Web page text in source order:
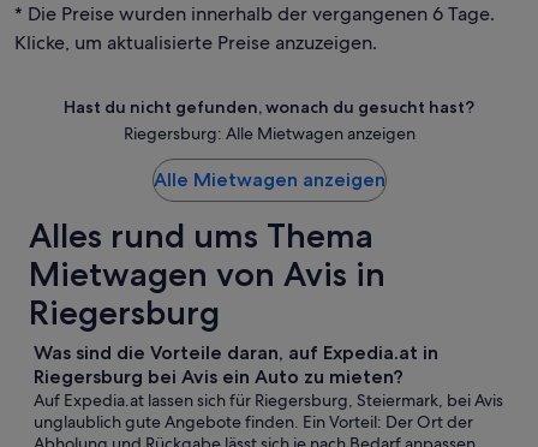
* Die Preise wurden innerhalb der vergangenen 6 Tage.
Klicke, um aktualisierte Preise anzuzeigen.
Hast du nicht gefunden, wonach du gesucht hast?
Riegersburg: Alle Mietwagen anzeigen
Alle Mietwagen anzeigen
Alles rund ums Thema
Mietwagen von Avis in
Riegersburg
Was sind die Vorteile daran, auf Expedia.at in
Riegersburg bei Avis ein Auto zu mieten?
Auf Expedia.at lassen sich für Riegersburg, Steiermark, bei Avis
unglaublich gute Angebote finden. Ein Vorteil: Der Ort der